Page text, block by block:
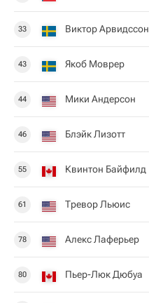
33 Виктор Арвидссон
43 Якоб Моврер
44 Мики Андерсон
46 Блэйк Лизотт
55 Квинтон Байфилд
61 Тревор Льюис
78 Алекс Лаферьер
80 Пьер-Люк Дюбуа